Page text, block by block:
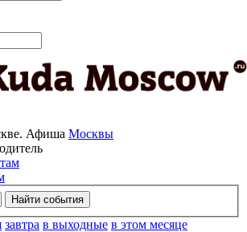
Афиша Москвы
завтра в выходные в этом месяце